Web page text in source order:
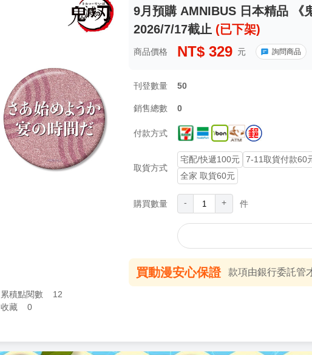
累積點閱數
12
收藏 0
9月預購 AMNIBUS 日本精品 《
2026/7/17截止 (已下架)
商品價格 NT$ 329 元 詢問商品
刊登數量 50
銷售總數 0
付款方式
取貨方式
宅配/快遞100元 7-11取貨付款60
全家 取貨60元
購買數量 - + 件
買動漫安心保證 款項由銀行委託管